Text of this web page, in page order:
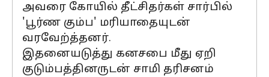
அவரை கோயில் தீட்சிதர்கள் சார்பில்
'பூர்ண கும்ப' மரியாதையுடன்
வரவேற்த்தனர்.
இதனையடுத்து கனசபை மீது ஏறி
குடும்பத்தினருடன் சாமி தரிசனம்